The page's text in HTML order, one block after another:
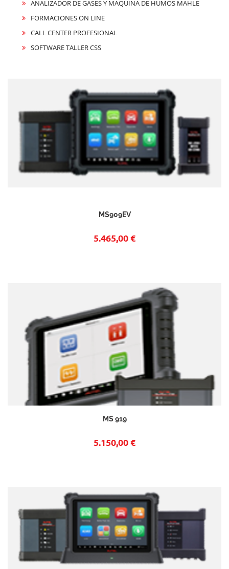
ANALIZADOR DE GASES Y MAQUINA DE HUMOS MAHLE
FORMACIONES ON LINE
CALL CENTER PROFESIONAL
SOFTWARE TALLER CSS
MS909EV
5.465,00 €
MS 919
5.150,00 €